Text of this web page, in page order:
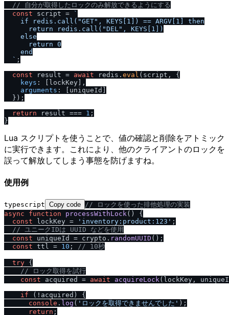
/ / 自分が取得したロックのみ解放できるようにする
const script =
`
    if redis.call("GET", KEYS[1]) == ARGV[1] then
      return redis.call("DEL", KEYS[1])
    else
      return 0
    end
  `
;
const result = await redis. eval (script, {
keys : [lockKey],
arguments : [uniqueId]
  });
return result === 1 ;
Lua スクリプトを使うことで、値の確認と削除をアトミック
に実行できます。これにより、他のクライアントのロックを
誤って解放してしまう事態を防げますね。
使用例
typescript Copy code // ロックを使った排他処理の実装
async
function processWithLock( ) {
const lockKey = 'inventory:product:123' ;
// ユニークIDは UUID などを使用
const uniqueId = crypto. randomUUID ();
const ttl = 10 ; // 10秒
try {
// ロック取得を試行
const acquired = await acquireLock(lockKey,
if (!acquired) {
console . log ( 'ロックを取得できませんでした' );
return ;